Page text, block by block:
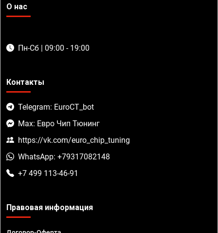
О нас
Пн-Сб | 09:00 - 19:00
Контакты
Telegram: EuroCT_bot
Max: Евро Чип Тюнинг
https://vk.com/euro_chip_tuning
WhatsApp: +79317082148
+7 499 113-46-91
Правовая информация